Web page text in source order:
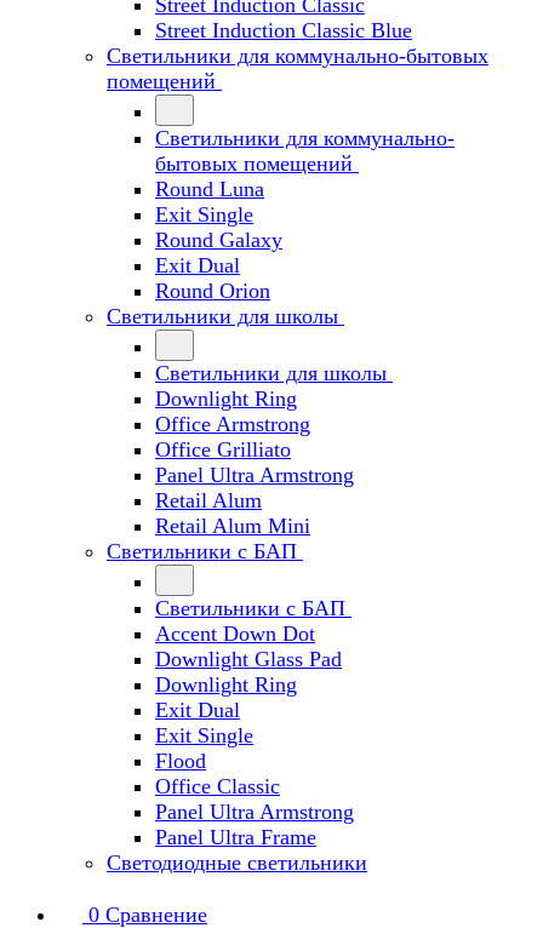
Street Induction Classic
Street Induction Classic Blue
Светильники для коммунально-бытовых
помещений
Светильники для коммунально-
бытовых помещений
Round Luna
Exit Single
Round Galaxy
Exit Dual
Round Orion
Светильники для школы
Светильники для школы
Downlight Ring
Office Armstrong
Office Grilliato
Panel Ultra Armstrong
Retail Alum
Retail Alum Mini
Светильники с БАП
Светильники с БАП
Accent Down Dot
Downlight Glass Pad
Downlight Ring
Exit Dual
Exit Single
Flood
Office Classic
Panel Ultra Armstrong
Panel Ultra Frame
Светодиодные светильники
0 Сравнение